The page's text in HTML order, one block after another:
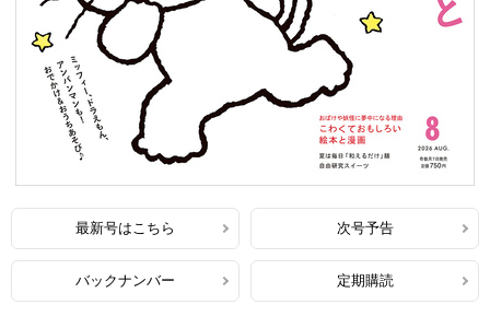
最新号はこちら 次号予告
バックナンバー 定期購読